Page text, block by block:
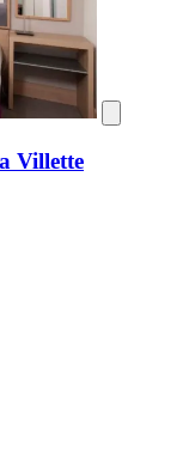
Villette